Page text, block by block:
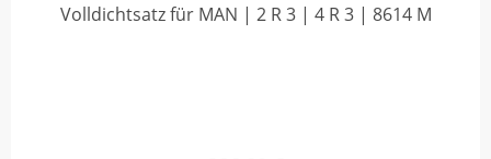
Volldichtsatz für MAN | 2 R 3 | 4 R 3 | 8614 M